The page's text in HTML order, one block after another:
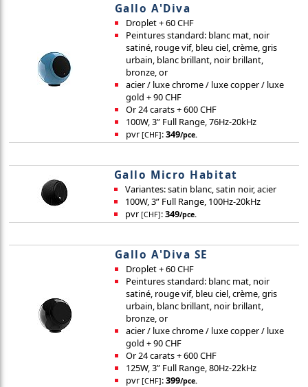
Gallo A'Diva
Droplet + 60 CHF
Peintures standard: blanc mat, noir
satiné, rouge vif, bleu ciel, crème, gris
urbain, blanc brillant, noir brillant,
bronze, or
acier / luxe chrome / luxe copper / luxe
gold + 90 CHF
Or 24 carats + 600 CHF
100W, 3” Full Range, 76Hz-20kHz
pvr [CHF]:349/pce.
Gallo Micro Habitat
Variantes: satin blanc, satin noir, acier
100W, 3” Full Range, 100Hz-20kHz
pvr [CHF]:349/pce.
Gallo A'Diva SE
Droplet + 60 CHF
Peintures standard: blanc mat, noir
satiné, rouge vif, bleu ciel, crème, gris
urbain, blanc brillant, noir brillant,
bronze, or
acier / luxe chrome / luxe copper / luxe
gold + 90 CHF
Or 24 carats + 600 CHF
125W, 3” Full Range, 80Hz-22kHz
pvr [CHF]:399/pce.